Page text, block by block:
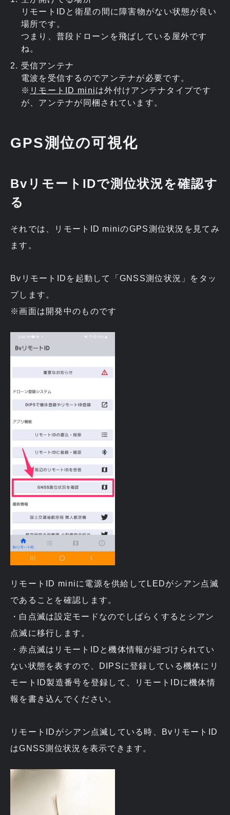
リモートIDと衛星の間に障害物がない状態が良い
場所です。
つまり、普段ドローンを飛ばしている屋外です
ね。
受信アンテナ
電波を受信するのでアンテナが必要です。
※ リモートID miniは外付けアンテナタイプです
が、アンテナが同梱されています。
GPS測位の可視化
BvリモートIDで測位状況を確認す
る
それでは、リモートID miniのGPS測位状況を見てみ
ます。
BvリモートIDを起動して「GNSS測位状況」をタッ
プします。
※画面は開発中のものです
リモートID miniに電源を供給してLEDがシアン点滅
であることを確認します。
・白点滅は設定モードなのでしばらくするとシアン
点滅に移行します。
・赤点滅はリモートIDと機体情報が紐づけられてい
ない状態を表すので、DIPSに登録している機体にリ
モートID製造番号を登録して、リモートIDに機体情
報を書き込んでください。
リモートIDがシアン点滅している時、BvリモートID
はGNSS測位状況を表示できます。